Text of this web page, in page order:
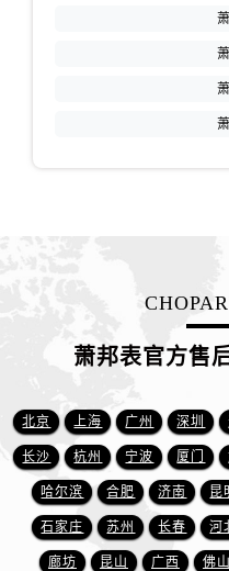
萧邦表官方售
北京 上海 广州 深圳
长沙 杭州 宁波 厦门
哈尔滨 合肥 济南 昆
石家庄 苏州 长春 河
廊坊 昆山 广西 佛山